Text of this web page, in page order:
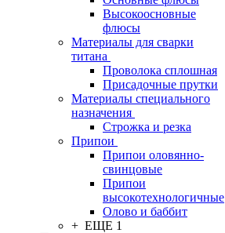
Высокоосновные
флюсы
Материалы для сварки
титана
Проволока сплошная
Присадочные прутки
Материалы специального
назначения
Строжка и резка
Припои
Припои оловянно-
свинцовые
Припои
высокотехнологичные
Олово и баббит
+ ЕЩЕ 1